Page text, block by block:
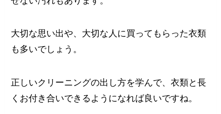
大切な思い出や、大切な人に買ってもらった衣類
も多いでしょう。
正しいクリーニングの出し方を学んで、衣類と長
くお付き合いできるようになれば良いですね。